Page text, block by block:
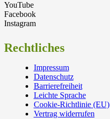
YouTube
Facebook
Instagram
Rechtliches
Impressum
Datenschutz
Barrierefreiheit
Leichte Sprache
Cookie-Richtlinie (EU)
Vertrag widerrufen